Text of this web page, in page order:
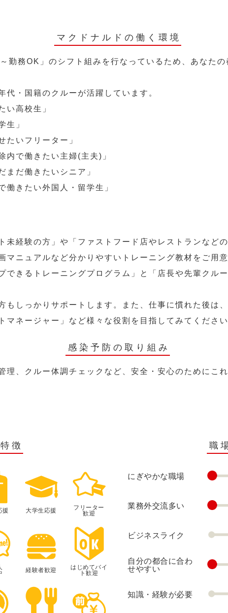
マクドナルドの働く環境
勤務OK」のシフト組みを行なっているため、あなた
代・国籍のクルーが活躍しています。
い高校生」
生」
たいフリーター」
内で働きたい主婦(主夫)」
まだ働きたいシニア」
働きたい外国人・留学生」
未経験の方」や「ファストフード店やレストランなど
マニュアルなど分かりやすいトレーニング教材をご用
できるトレーニングプログラム」と「店長や先輩クル
もしっかりサポートします。また、仕事に慣れた後は
マネージャー」など様々な役割を目指してみてください
感染予防の取り組み
理、クルー体調チェックなど、安全・安心のためにこ
徴
援 大学生応援
フリーター
歓迎
経験者歓迎
はじめてバイ
ト歓迎
職
にぎやかな職場
業務外交流多い
ビジネスライク
自分の都合に合わ
せやすい
知識・経験が必要